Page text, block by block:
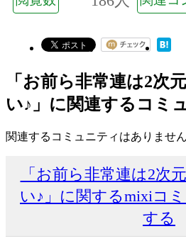
「お前ら非常連は2次
い♪」に関連するコミ
関連するコミュニティはありません
「お前ら非常連は2次
い♪」に関するmixiコ
する